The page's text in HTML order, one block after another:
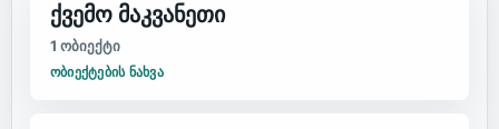
ქვემო მაკვანეთი
1 ობიექტი
ᲝᲑᲘᲔᲥᲢᲔᲑᲘᲡ ᲜᲐᲮᲕᲐ